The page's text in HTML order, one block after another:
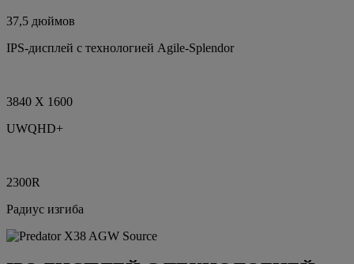
37,5 дюймов
IPS-дисплей с технологией Agile-Splendor
3840 X 1600
UWQHD+
2300R
Радиус изгиба